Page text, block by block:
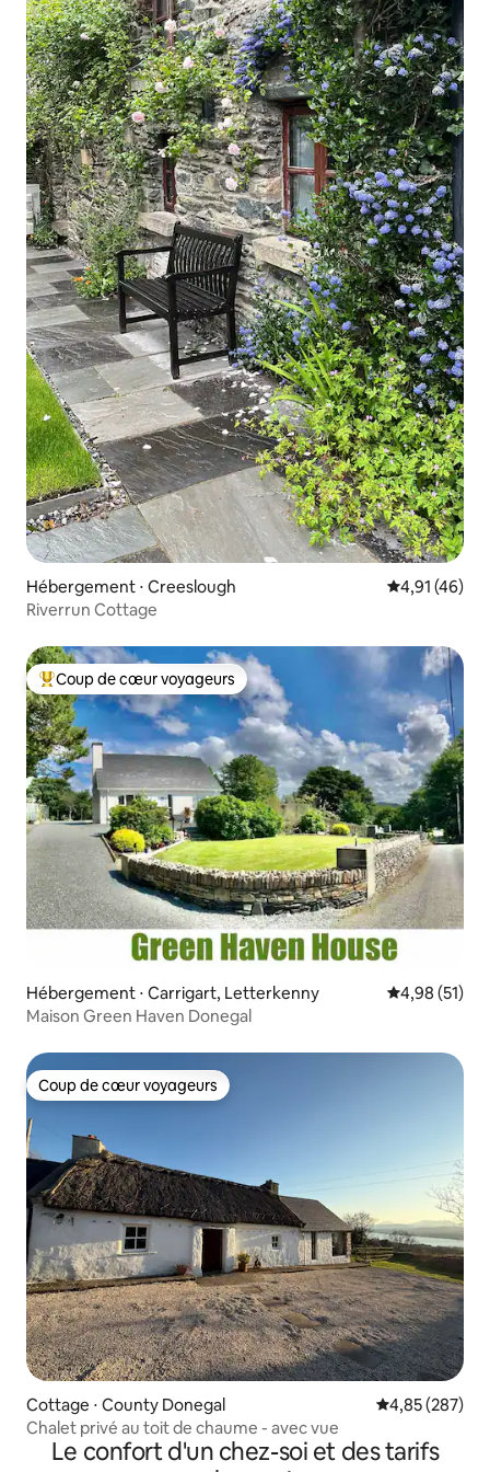
Hébergement ⋅ Creeslough Évaluation
4,91 (46)
Riverrun Cottage
Coups de cœur voyageurs les plus appréciés
Coup de cœur voyageurs
Hébergement ⋅ Carrigart, Letterkenny Évaluation
4,98 (51)
Maison Green Haven Donegal
Coup de cœur voyageurs
Coup de cœur voyageurs
Cottage ⋅ County Donegal Évaluation
4,85 (287)
Chalet privé au toit de chaume - avec vue
Le confort d'un chez-soi et des tarifs